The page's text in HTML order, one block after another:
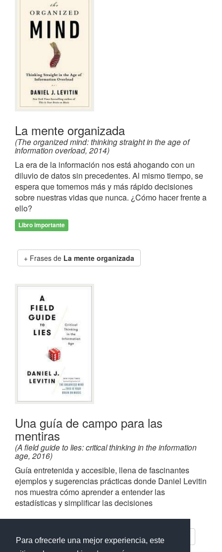
Para ofrecerle una mejor experiencia, este
La mente organizada
(The organized mind: thinking straight in the age of
information overload, 2014)
La era de la información nos está ahogando con un
diluvio de datos sin precedentes. Al mismo tiempo, se
espera que tomemos más y más rápido decisiones
sobre nuestras vidas que nunca. ¿Cómo hacer frente a
ello?
Libro importante
Frases de La mente organizada
Una guía de campo para las
mentiras
(A field guide to lies: critical thinking in the information
age, 2016)
Guía entretenida y accesible, llena de fascinantes
ejemplos y sugerencias prácticas donde Daniel Levitin
nos muestra cómo aprender a entender las
estadísticas y simplificar las decisiones
Frases deUna guía de campo para las mentiras